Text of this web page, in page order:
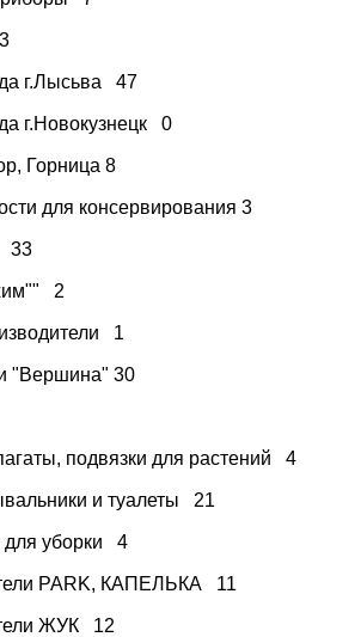
г.Лысьва 47
г.Новокузнецк 0
Горница 8
для консервирования 3
33
2
1
"Вершина" 30
подвязки для растений 4
и туалеты 21
уборки 4
PARK, КАПЕЛЬКА 11
ЖУК 12